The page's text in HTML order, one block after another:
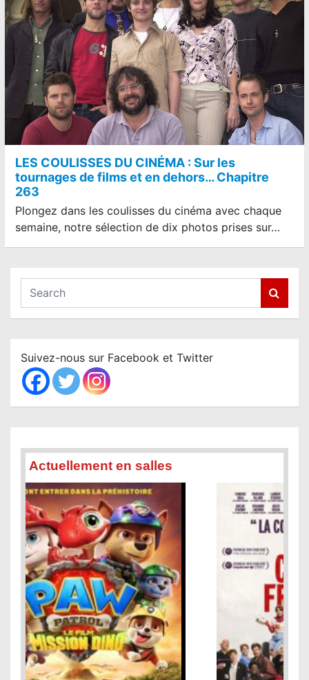
LES COULISSES DU CINÉMA : Sur les
tournages de films et en dehors… Chapitre
263
Plongez dans les coulisses du cinéma avec chaque
semaine, notre sélection de dix photos prises sur…
a
c
h
Suivez-nous sur Facebook et Twitter
Actuellement en salles